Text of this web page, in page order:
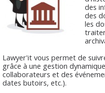
des
des
les
Lawyer'it vous permet de
grâce à une gestion
collaborateurs et des
dates butoirs, etc.).